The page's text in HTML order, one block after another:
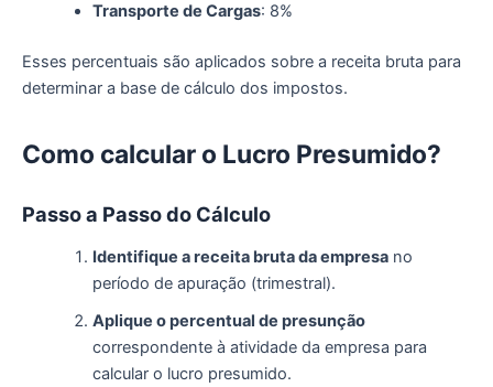
Transporte de Cargas: 8%
Esses percentuais são aplicados sobre a receita bruta para
determinar a base de cálculo dos impostos.
Como calcular o Lucro Presumido?
Passo a Passo do Cálculo
Identifique a receita bruta da empresano
período de apuração (trimestral).
Aplique o percentual de presunção
correspondente à atividade da empresa para
calcular o lucro presumido.